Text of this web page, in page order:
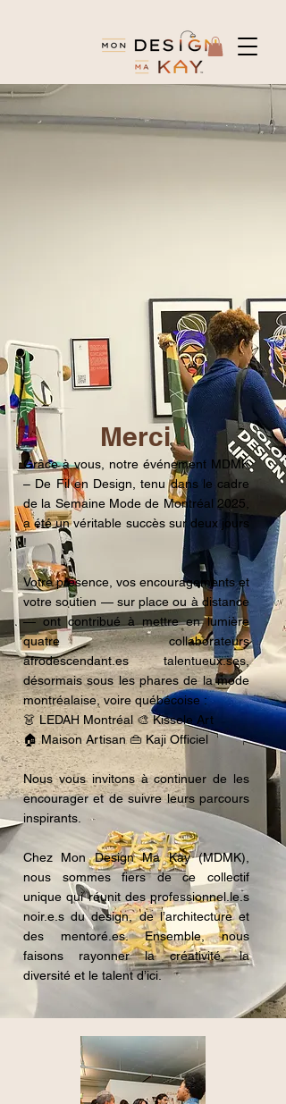
Merci !
Grâce à vous, notre événement MDMK
– De Fil en Design, tenu dans le cadre
de la Semaine Mode de Montréal 2025,
a été un véritable succès sur deux jours
!
Votre présence, vos encouragements et
votre soutien — sur place ou à distance
— ont contribué à mettre en lumière
quatre collaborateurs
afrodescendant.es talentueux.ses,
désormais sous les phares de la mode
montréalaise, voire québécoise :
👗 LEDAH Montréal 🎨 Kissele Art
🏠 Maison Artisan 👜 Kaji Officiel
Nous vous invitons à continuer de les
encourager et de suivre leurs parcours
inspirants.
Chez Mon Design Ma Kay (MDMK),
nous sommes fiers de ce collectif
unique qui réunit des professionnel.le.s
noir.e.s du design, de l’architecture et
des mentoré.es. Ensemble, nous
faisons rayonner la créativité, la
diversité et le talent d’ici.